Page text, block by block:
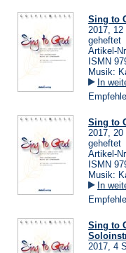
Sing to
2017,
geheftet
Artikel-
ISMN
Musik:
In
Sing to
2017,
geheftet
Artikel-
ISMN
Musik:
In
Sing to
2017, 4